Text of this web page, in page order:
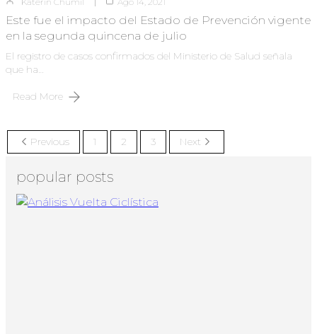
Este fue el impacto del Estado de Prevención vigente
en la segunda quincena de julio
El registro de casos confirmados del Ministerio de Salud señala
que ha…
Read More
Previous 1 2 3 Next
popular posts